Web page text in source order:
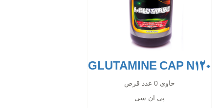
GLUTAMINE CAP N120
حاوی 0 عدد قرص
پی ان سی
GLUTAMINE250 G POWDER
حاوی 0 عدد قرص